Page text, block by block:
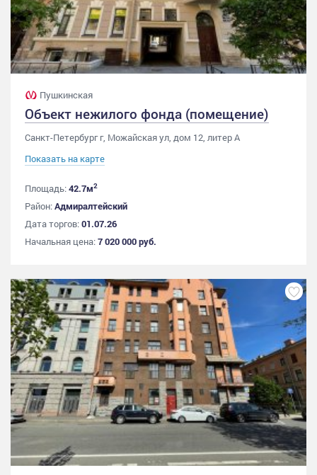
Пушкинская
Объект нежилого фонда (помещение)
Санкт-Петербург г, Можайская ул, дом 12, литер А
Показать на карте
Площадь:42.7м2
Район:Адмиралтейский
Дата торгов:01.07.26
Начальная цена:7 020 000 руб.